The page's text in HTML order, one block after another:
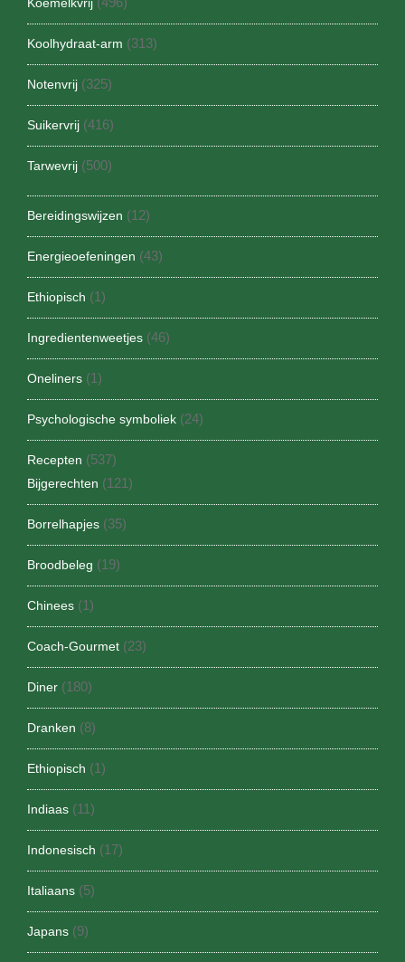
Koolhydraat-arm (313)
Notenvrij (325)
Suikervrij (416)
Tarwevrij (500)
Bereidingswijzen (12)
Energieoefeningen (43)
Ethiopisch (1)
Ingredientenweetjes (46)
Oneliners (1)
Psychologische symboliek (24)
Recepten (537)
Bijgerechten (121)
Borrelhapjes (35)
Broodbeleg (19)
Chinees (1)
Coach-Gourmet (23)
Diner (180)
Dranken (8)
Ethiopisch (1)
Indiaas (11)
Indonesisch (17)
Italiaans (5)
Japans (9)